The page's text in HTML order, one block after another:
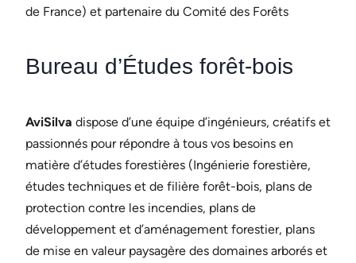
de France) et partenaire du Comité des Forêts
Bureau d’Études forêt-bois
AviSilva dispose d’une équipe d’ingénieurs, créatifs et
passionnés pour répondre à tous vos besoins en
matière d’études forestières (Ingénierie forestière,
études techniques et de filière forêt-bois, plans de
protection contre les incendies, plans de
développement et d’aménagement forestier, plans
de mise en valeur paysagère des domaines arborés et